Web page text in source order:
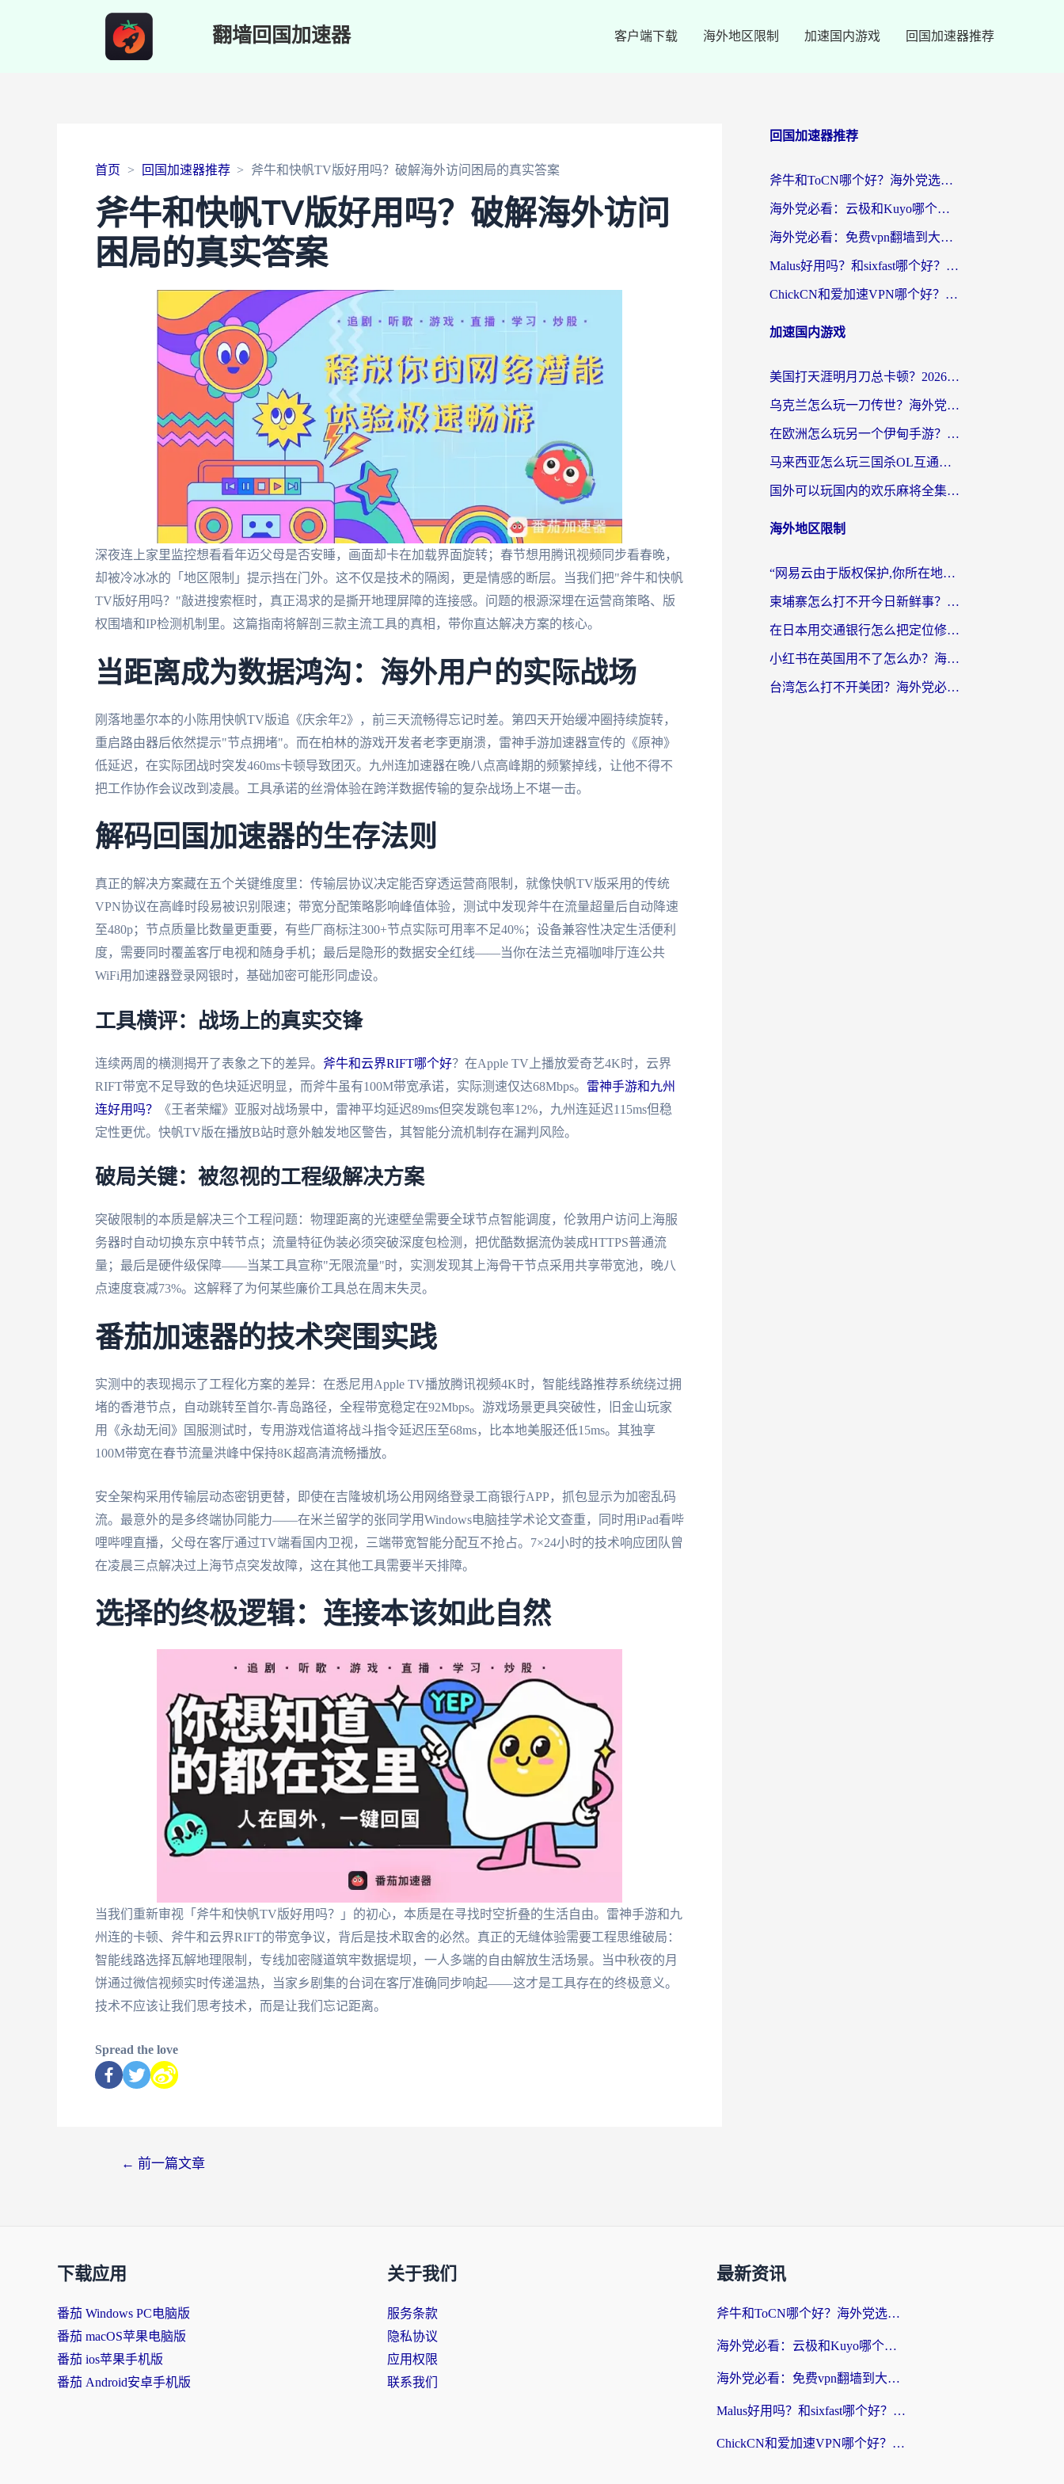
翻墙回国加速器 客户端下载 海外地区限制 加速国内游戏 回国加速器推荐
首页 回国加速器推荐 斧牛和快帆TV版好用吗？破解海外访问困局的真实答案
斧牛和快帆TV版好用吗？破解海外访问
困局的真实答案
深夜连上家里监控想看看年迈父母是否安睡，画面却卡在加载界面旋转；春节想用腾讯视频同步看春晚，
却被冷冰冰的「地区限制」提示挡在门外。这不仅是技术的隔阂，更是情感的断层。当我们把"斧牛和快帆
TV版好用吗？"敲进搜索框时，真正渴求的是撕开地理屏障的连接感。问题的根源深埋在运营商策略、版
权围墙和IP检测机制里。这篇指南将解剖三款主流工具的真相，带你直达解决方案的核心。
当距离成为数据鸿沟：海外用户的实际战场
刚落地墨尔本的小陈用快帆TV版追《庆余年2》，前三天流畅得忘记时差。第四天开始缓冲圈持续旋转，
重启路由器后依然提示"节点拥堵"。而在柏林的游戏开发者老李更崩溃，雷神手游加速器宣传的《原神》
低延迟，在实际团战时突发460ms卡顿导致团灭。九州连加速器在晚八点高峰期的频繁掉线，让他不得不
把工作协作会议改到凌晨。工具承诺的丝滑体验在跨洋数据传输的复杂战场上不堪一击。
解码回国加速器的生存法则
真正的解决方案藏在五个关键维度里：传输层协议决定能否穿透运营商限制，就像快帆TV版采用的传统
VPN协议在高峰时段易被识别限速；带宽分配策略影响峰值体验，测试中发现斧牛在流量超量后自动降速
至480p；节点质量比数量更重要，有些厂商标注300+节点实际可用率不足40%；设备兼容性决定生活便利
度，需要同时覆盖客厅电视和随身手机；最后是隐形的数据安全红线——当你在法兰克福咖啡厅连公共
WiFi用加速器登录网银时，基础加密可能形同虚设。
工具横评：战场上的真实交锋
连续两周的横测揭开了表象之下的差异。 斧牛和云界RIFT哪个好？在Apple TV上播放爱奇艺4K时，云界
RIFT带宽不足导致的色块延迟明显，而斧牛虽有100M带宽承诺，实际测速仅达68Mbps。 雷神手游和九州
连好用吗？
《王者荣耀》亚服对战场景中，雷神平均延迟89ms但突发跳包率12%，九州连延迟115ms但稳
定性更优。快帆TV版在播放B站时意外触发地区警告，其智能分流机制存在漏判风险。
破局关键：被忽视的工程级解决方案
突破限制的本质是解决三个工程问题：物理距离的光速壁垒需要全球节点智能调度，伦敦用户访问上海服
务器时自动切换东京中转节点；流量特征伪装必须突破深度包检测，把优酷数据流伪装成HTTPS普通流
量；最后是硬件级保障——当某工具宣称"无限流量"时，实测发现其上海骨干节点采用共享带宽池，晚八
点速度衰减73%。这解释了为何某些廉价工具总在周末失灵。
番茄加速器的技术突围实践
实测中的表现揭示了工程化方案的差异：在悉尼用Apple TV播放腾讯视频4K时，智能线路推荐系统绕过拥
堵的香港节点，自动跳转至首尔-青岛路径，全程带宽稳定在92Mbps。游戏场景更具突破性，旧金山玩家
用《永劫无间》国服测试时，专用游戏信道将战斗指令延迟压至68ms，比本地美服还低15ms。其独享
100M带宽在春节流量洪峰中保持8K超高清流畅播放。
安全架构采用传输层动态密钥更替，即使在吉隆坡机场公用网络登录工商银行APP，抓包显示为加密乱码
流。最意外的是多终端协同能力——在米兰留学的张同学用Windows电脑挂学术论文查重，同时用iPad看哔
哩哔哩直播，父母在客厅通过TV端看国内卫视，三端带宽智能分配互不抢占。7×24小时的技术响应团队曾
在凌晨三点解决过上海节点突发故障，这在其他工具需要半天排障。
选择的终极逻辑：连接本该如此自然
当我们重新审视「斧牛和快帆TV版好用吗？」的初心，本质是在寻找时空折叠的生活自由。雷神手游和九
州连的卡顿、斧牛和云界RIFT的带宽争议，背后是技术取舍的必然。真正的无缝体验需要工程思维破局：
智能线路选择瓦解地理限制，专线加密隧道筑牢数据堤坝，一人多端的自由解放生活场景。当中秋夜的月
饼通过微信视频实时传递温热，当家乡剧集的台词在客厅准确同步响起——这才是工具存在的终极意义。
技术不应该让我们思考技术，而是让我们忘记距离。
Spread the love
← 前一篇文章
回国加速器推荐
斧牛和ToCN哪个好？海外党选回国加速器的避坑指南（附免费工具推荐）
海外党必看：云极和Kuyo哪个好？3招选对回国加速器，无缝刷国内资源
海外党必看：免费vpn翻墙到大陆？别踩坑！教你选对回国加速器无缝追剧玩游戏
Malus好用吗？和sixfast哪个好？海外华人亲测3款热门回国加速器，附排名指南
ChickCN和爱加速VPN哪个好？海外党亲测3款回国加速器，这一款才是无缝访问国内资源的最优解
加速国内游戏
美国打天涯明月刀总卡顿？2026实测有效的加速器推荐（附跨平台使用技巧）
乌克兰怎么玩一刀传世？海外党国服游戏加速终极指南（附天下-异兽山海街头篮球实测）
在欧洲怎么玩另一个伊甸手游？海外党亲测有效的国服游戏加速指南
马来西亚怎么玩三国杀OL互通版？海外党必看的国服游戏加速器避坑指南
国外可以玩国内的欢乐麻将全集吗？海外党亲测有效的国服游戏加速指南
海外地区限制
“网易云由于版权保护,你所在地区”无法播放？海外党听国内音乐听书的加速器选择指南
柬埔寨怎么打不开今日新鲜事？海外华人追剧看新闻的加速器选择指南
在日本用交通银行怎么把定位修改到中国国内？海外党必备实用指南（附追剧支付社交全解）
小红书在英国用不了怎么办？海外党必看的回国加速解决方案
台湾怎么打不开美团？海外党必看：3个实用技巧解决国内App地区限制难题
下载应用
番茄 Windows PC电脑版
番茄 macOS苹果电脑版
番茄 ios苹果手机版
番茄 Android安卓手机版
关于我们
服务条款
隐私协议
应用权限
联系我们
最新资讯
斧牛和ToCN哪个好？海外党选回国加速器的避坑指南（附免费工具推荐）
海外党必看：云极和Kuyo哪个好？3招选对回国加速器，无缝刷国内资源
海外党必看：免费vpn翻墙到大陆？别踩坑！教你选对回国加速器无缝追剧玩游戏
Malus好用吗？和sixfast哪个好？海外华人亲测3款热门回国加速器，附排名指南
ChickCN和爱加速VPN哪个好？海外党亲测3款回国加速器，这一款才是无缝访问国内资源的最优解